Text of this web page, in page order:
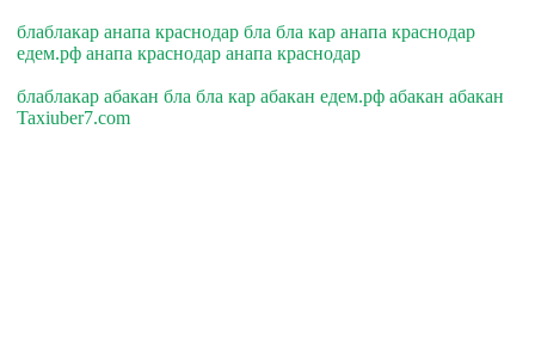
блаблакар анапа краснодар бла бла кар анапа краснодар
едем.рф анапа краснодар анапа краснодар
блаблакар абакан бла бла кар абакан едем.рф абакан абакан
Taxiuber7.com